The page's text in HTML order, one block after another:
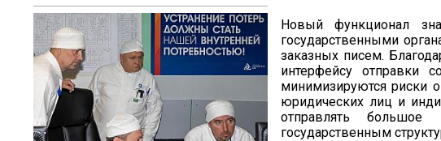
Новый функционал
государственными
заказных писем.
интерфейсу отправки
минимизируются риски
юридических лиц и
отправлять большое
государственным